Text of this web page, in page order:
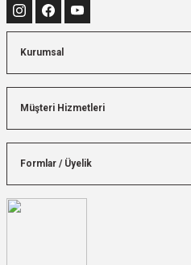
Kurumsal
Müşteri Hizmetleri
Formlar / Üyelik